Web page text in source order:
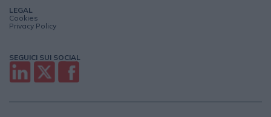
LEGAL
Cookies
Privacy Policy
SEGUICI SUI SOCIAL